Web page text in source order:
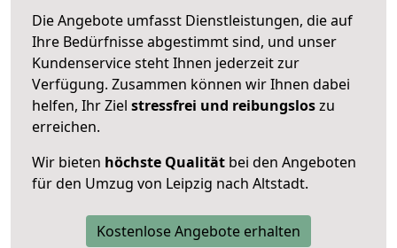
Die Angebote umfasst Dienstleistungen, die auf
Ihre Bedürfnisse abgestimmt sind, und unser
Kundenservice steht Ihnen jederzeit zur
Verfügung. Zusammen können wir Ihnen dabei
helfen, Ihr Ziel stressfrei und reibungsloszu
erreichen.
Wir bieten höchste Qualität bei den Angeboten
für den Umzug von Leipzig nach Altstadt.
Kostenlose Angebote erhalten